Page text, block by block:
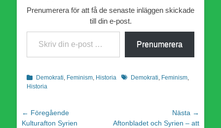
Prenumerera för att få de senaste inläggen skickade
till din e-post.
Skriv din e-post …
Prenumerera
Kategorier
Demokrati Feminism Historia EtiketterDemokrati Feminism
Historia
Inläggsnavigering
← Föregående
Föregående
Kulturafton Syrien
Nästa →
Nästa
Aftonbladet och Syrien – att